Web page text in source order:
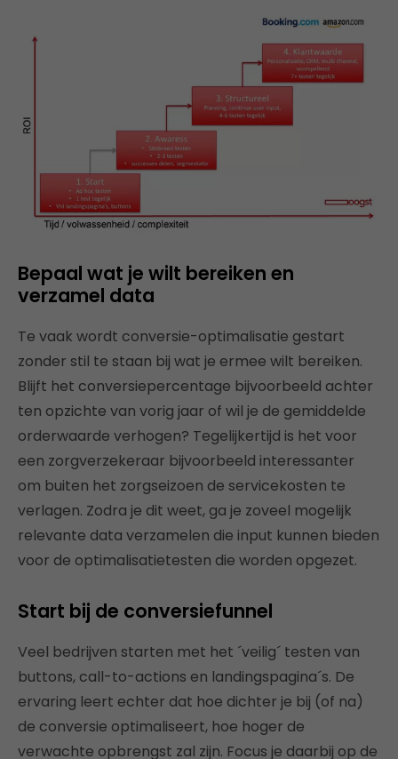
Bepaal wat je wilt bereiken en
verzamel data
Te vaak wordt conversie-optimalisatie gestart
zonder stil te staan bij wat je ermee wilt bereiken.
Blijft het conversiepercentage bijvoorbeeld achter
ten opzichte van vorig jaar of wil je de gemiddelde
orderwaarde verhogen? Tegelijkertijd is het voor
een zorgverzekeraar bijvoorbeeld interessanter
om buiten het zorgseizoen de servicekosten te
verlagen. Zodra je dit weet, ga je zoveel mogelijk
relevante data verzamelen die input kunnen bieden
voor de optimalisatietesten die worden opgezet.
Start bij de conversiefunnel
Veel bedrijven starten met het ´veilig´ testen van
buttons, call-to-actions en landingspagina´s. De
ervaring leert echter dat hoe dichter je bij (of na)
de conversie optimaliseert, hoe hoger de
verwachte opbrengst zal zijn. Focus je daarbij op de